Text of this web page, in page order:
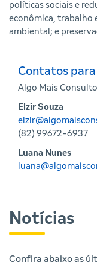
políticas sociais e
econômica, trabalho
ambiental; e
Contatos
Algo Mais
Elzir Souza
(82) 99672-6937
Luana Nunes
Notícias
Confira abaixo as